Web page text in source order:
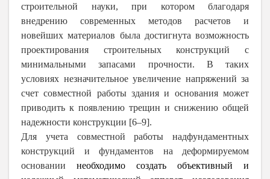
строительной науки, при котором благодаря
внедрению современных методов расчетов и
новейших материалов была достигнута возможность
проектирования строительных конструкций с
минимальными запасами прочности. В таких
условиях незначительное увеличение напряжений за
счет совместной работы здания и основания может
приводить к появлению трещин и снижению общей
надежности конструкции [6–9].
Для учета совместной работы надфундаментных
конструкций и фундаментов на деформируемом
основаниинеобходимо создать объективный и